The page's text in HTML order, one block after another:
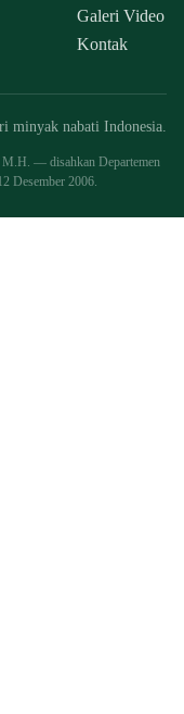
Galeri Video
Kontak
minyak nabati Indonesia.
— disahkan Departemen
Desember 2006.